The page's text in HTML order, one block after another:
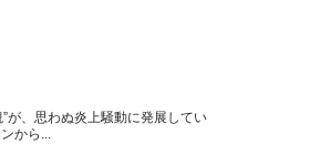
が、思わぬ炎上騒動に発展してい
から...